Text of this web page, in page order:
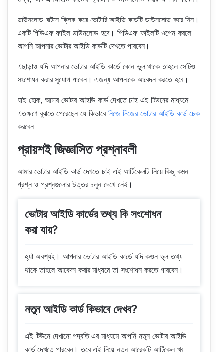
ডাউনলোড বাটনে ক্লিক করে ভোটারি আইডি কার্ডটি ডাউনলোড করে নিন।
একটি পিডিএফ ফাইল ডাউনলোড হবে। পিডিএফ ফাইলটি ওপেন করলে
আপনি আপনার ভোটার আইডি কার্ডটি দেখতে পারবেন।
এছাড়াও যদি আপনার ভোটার আইডি কার্ডে কোন ভুল থাকে তাহলে সেটিও
সংশোধন করার সুযোগ পাবেন। এজন্য আপনাকে আবেদন করতে হবে।
যাই হোক, আমার ভোটার আইডি কার্ড দেখতে চাই এই টিউনের মাধ্যমে
এতক্ষণে বুঝতে পেরেছেন যে কিভাবে নিজে নিজের ভোটার আইডি কার্ড চেক
করবেন
প্রায়শই জিজ্ঞাসিত প্রশ্নাবলী
আমার ভোটার আইডি কার্ড দেখতে চাই এই আর্টিকেলটি নিয়ে কিছু কমন
প্রশ্ন ও প্রশ্নগুলোর উত্তর চলুন দেখে নেই।
ভোটার আইডি কার্ডের তথ্য কি সংশোধন
করা যায়?
হ্যাঁ অবশ্যই। আপনার ভোটার আইডি কার্ডে যদি কওন ভুল তথ্য
থাকে তাহলে আবেদন করার মাধ্যমে তা সংশোধন করতে পারবেন।
নতুন আইডি কার্ড কিভাবে দেখব?
এই টিউনে দেখানো পদ্বতি এর মাধ্যমে আপনি নতুন ভোটার আইডি
কার্ড দেখতে পারবেন। তবে এই নিয়ে নতুন আরেকটি আর্টিকেল খুব